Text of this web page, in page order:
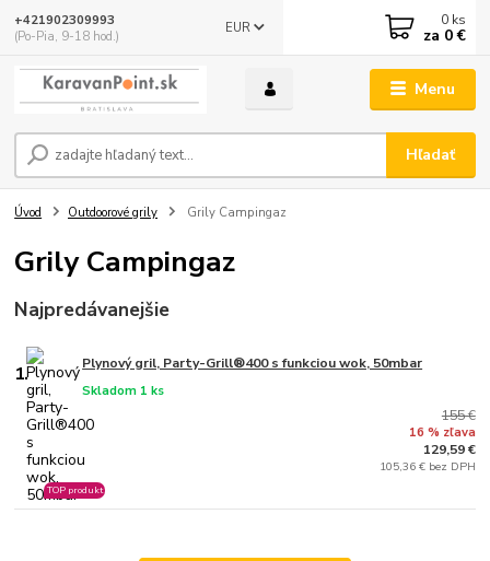
Menu
EUR
Hľadať
+421902309993
(Po-Pia, 9-18 hod.)
0 ks
za 0 €
Úvod Outdoorové grily Grily Campingaz
Grily Campingaz
Najpredávanejšie
1. Plynový gril, Party-Grill®400 s funkciou wok, 50mbar
Skladom 1 ks
TOP produkt
155 €
16 % zľava
129,59 €
105,36 € bez DPH